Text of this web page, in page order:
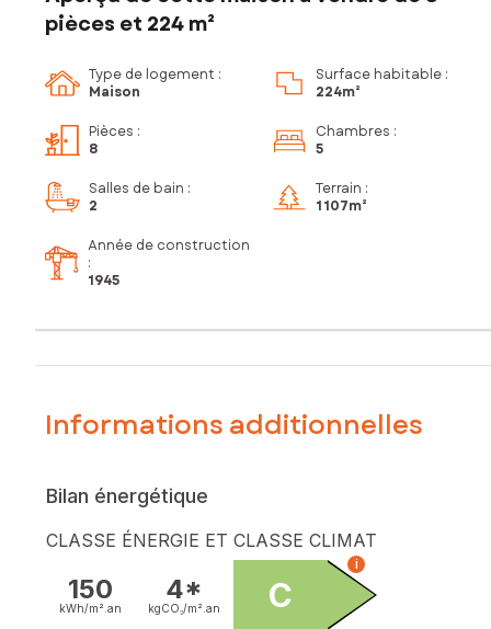
pièces et 224 m²
Type de logement :
Maison
Surface habitable :
224m²
Pièces :
8
Chambres :
5
Salles de bain :
2
Terrain :
1 107m²
Année de construction
:
1945
Informations additionnelles
Bilan énergétique
CLASSE ÉNERGIE ET CLASSE CLIMAT
150
kWh/m². an
4*
kgCO₂/m². an C
i